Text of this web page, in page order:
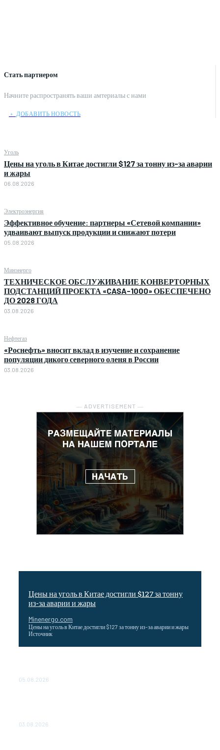
Стать партнером
Начните распространять ваши амтериалы с нами
﹢ ДОБАВИТЬ НОВОСТЬ
Уголь
Цены на уголь в Китае достигли $127 за тонну из-за аварии
и жары
06.08.2026
Электроэнергия
Эффективное обучение: партнеры «Сетевой компании»
удваивают выпуск продукции и снижают потери
05.08.2026
Минэнерго
ТЕХНИЧЕСКОЕ ОБСЛУЖИВАНИЕ КОНВЕРТОРНЫХ
ПОДСТАНЦИЙ ПРОЕКТА «CASA-1000» ОБЕСПЕЧЕНО
ДО 2028 ГОДА
03.08.2026
Нефтегаз
«Роснефть» вносит вклад в изучение и сохранение
популяции дикого северного оленя в России
03.08.2026
― ADVERTISEMENT ―
Цены на уголь в Китае достигли $127 за тонну
из-за аварии и жары
Minenergo.com
Цены на уголь в Китае достигли $127 за тонну из-за аварии и жары
Источник
05.08.2026
03.08.2026